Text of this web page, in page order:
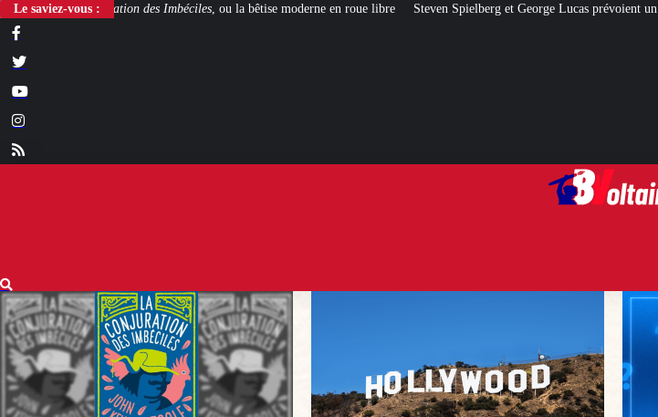
Le saviez-vous :
Imbéciles, ou la bêtise moderne en roue libre Steven Spielberg et George Lucas prévoient un krach financier à Hollywood